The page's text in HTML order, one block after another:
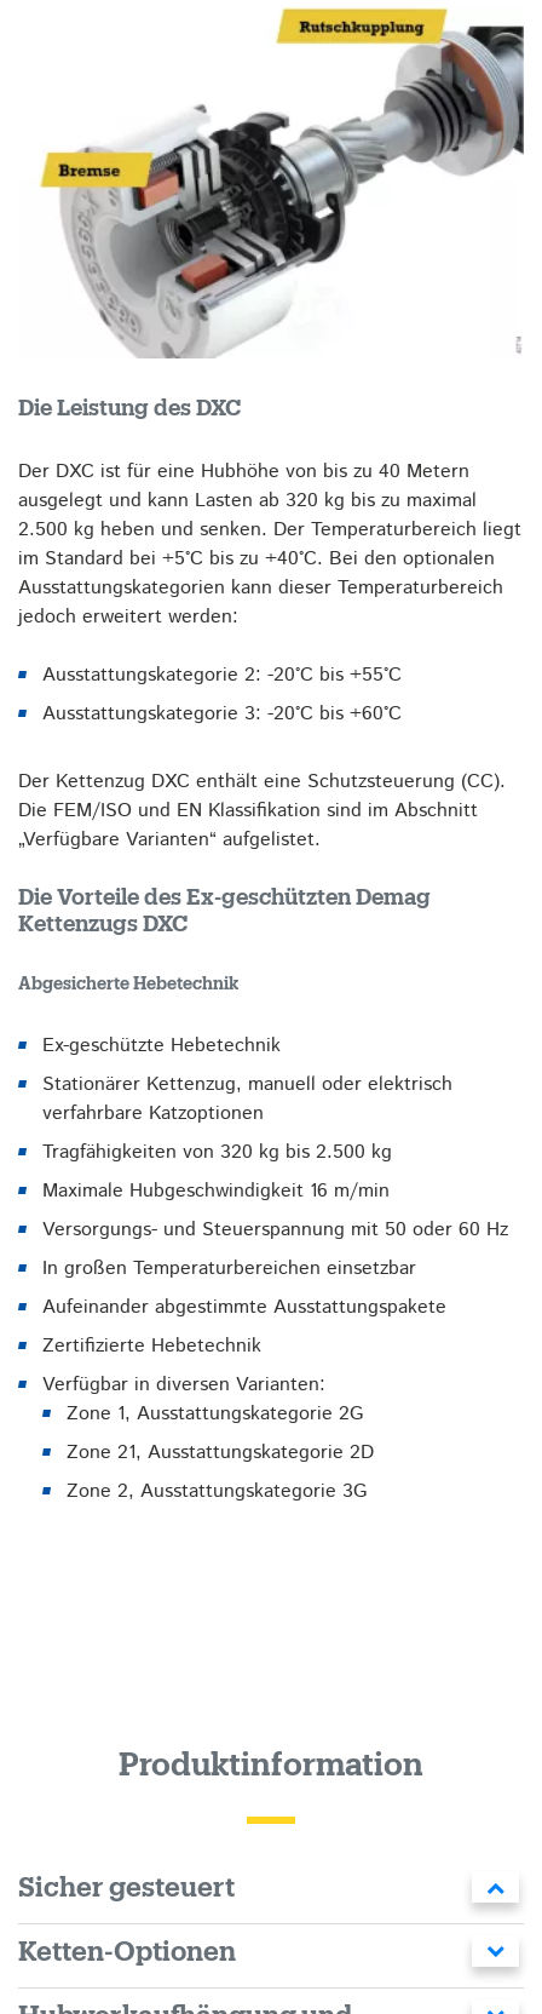
Die Leistung des DXC
Der DXC ist für eine Hubhöhe von bis zu 40 Metern
ausgelegt und kann Lasten ab 320 kg bis zu maximal
2.500 kg heben und senken. Der Temperaturbereich liegt
im Standard bei +5°C bis zu +40°C. Bei den optionalen
Ausstattungskategorien kann dieser Temperaturbereich
jedoch erweitert werden:
Ausstattungskategorie 2: -20°C bis +55°C
Ausstattungskategorie 3: -20°C bis +60°C
Der Kettenzug DXC enthält eine Schutzsteuerung (CC).
Die FEM/ISO und EN Klassifikation sind im Abschnitt
„Verfügbare Varianten“ aufgelistet.
Die Vorteile des Ex-geschützten Demag
Kettenzugs DXC
Abgesicherte Hebetechnik
Ex-geschützte Hebetechnik
Stationärer Kettenzug, manuell oder elektrisch
verfahrbare Katzoptionen
Tragfähigkeiten von 320 kg bis 2.500 kg
Maximale Hubgeschwindigkeit 16 m/min
Versorgungs- und Steuerspannung mit 50 oder 60 Hz
In großen Temperaturbereichen einsetzbar
Aufeinander abgestimmte Ausstattungspakete
Zertifizierte Hebetechnik
Verfügbar in diversen Varianten:
Zone 1, Ausstattungskategorie 2G
Zone 21, Ausstattungskategorie 2D
Zone 2, Ausstattungskategorie 3G
Produktinformation
Sicher gesteuert
Ketten-Optionen